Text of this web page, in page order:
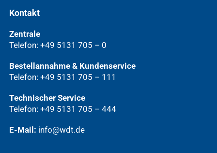
Kontakt
Zentrale
Telefon: +49 5131 705 – 0
Bestellannahme & Kundenservice
Telefon: +49 5131 705 – 111
Technischer Service
Telefon: +49 5131 705 – 444
E-Mail: info@wdt.de